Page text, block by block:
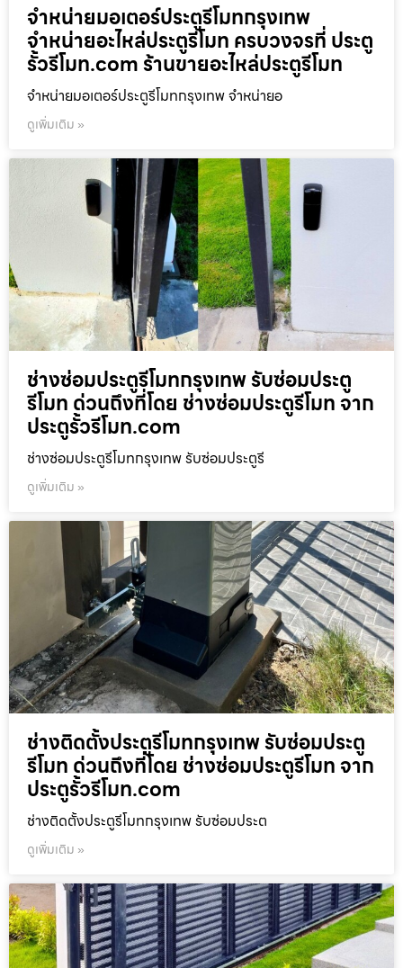
จำหน่ายมอเตอร์ประตูรีโมทกรุงเทพ
จำหน่ายอะไหล่ประตูรีโมท ครบวงจรที่ ประตู
รั้วรีโมท.com ร้านขายอะไหล่ประตูรีโมท
จำหน่ายมอเตอร์ประตูรีโมทกรุงเทพ จำหน่ายอ
ดูเพิ่มเติม »
ช่างซ่อมประตูรีโมทกรุงเทพ รับซ่อมประตู
รีโมท ด่วนถึงที่โดย ช่างซ่อมประตูรีโมท จาก
ประตูรั้วรีโมท.com
ช่างซ่อมประตูรีโมทกรุงเทพ รับซ่อมประตูรี
ดูเพิ่มเติม »
ช่างติดตั้งประตูรีโมทกรุงเทพ รับซ่อมประตู
รีโมท ด่วนถึงที่โดย ช่างซ่อมประตูรีโมท จาก
ประตูรั้วรีโมท.com
ช่างติดตั้งประตูรีโมทกรุงเทพ รับซ่อมประต
ดูเพิ่มเติม »